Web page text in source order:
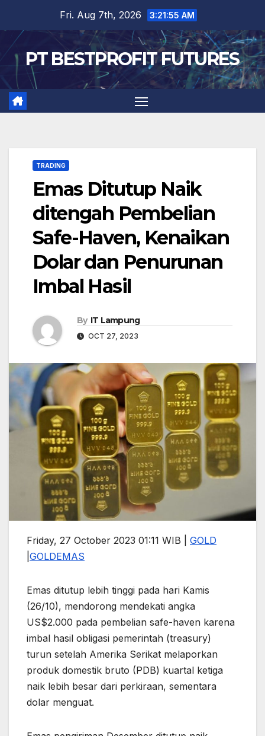
content
Fri. Aug 7th, 2026 3:21:55 AM
PT BESTPROFIT FUTURES
TRADING
Emas Ditutup Naik
ditengah Pembelian
Safe-Haven, Kenaikan
Dolar dan Penurunan
Imbal Hasil
By IT Lampung
OCT 27, 2023
Friday, 27 October 2023 01:11 WIB | GOLD
GOLDEMAS
Emas ditutup lebih tinggi pada hari Kamis
(26/10), mendorong mendekati angka
US$2.000 pada pembelian safe-haven karena
imbal hasil obligasi pemerintah (treasury)
turun setelah Amerika Serikat melaporkan
produk domestik bruto (PDB) kuartal ketiga
naik lebih besar dari perkiraan, sementara
dolar menguat.